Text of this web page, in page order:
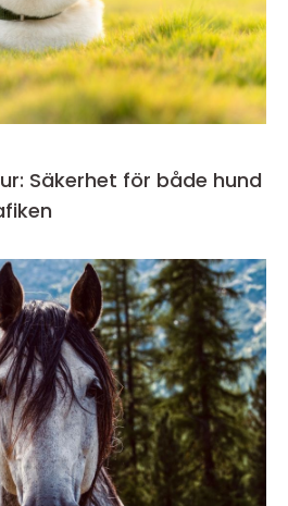
Säkerhet för både hund